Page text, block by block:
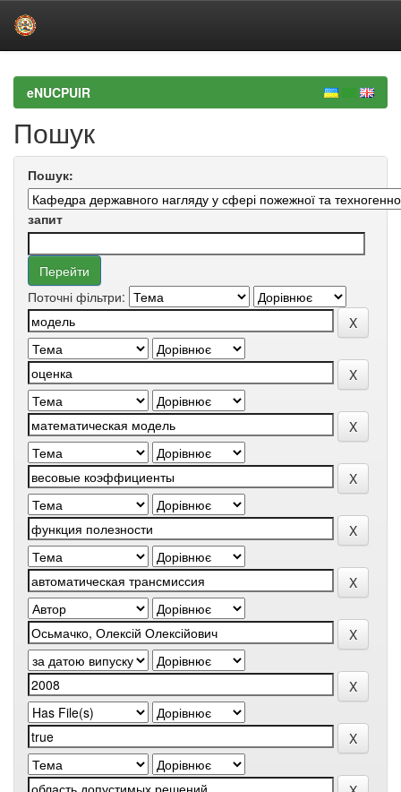
navigationeNUCPUIR
Пошук
Пошук:
запит
Поточні фільтри: